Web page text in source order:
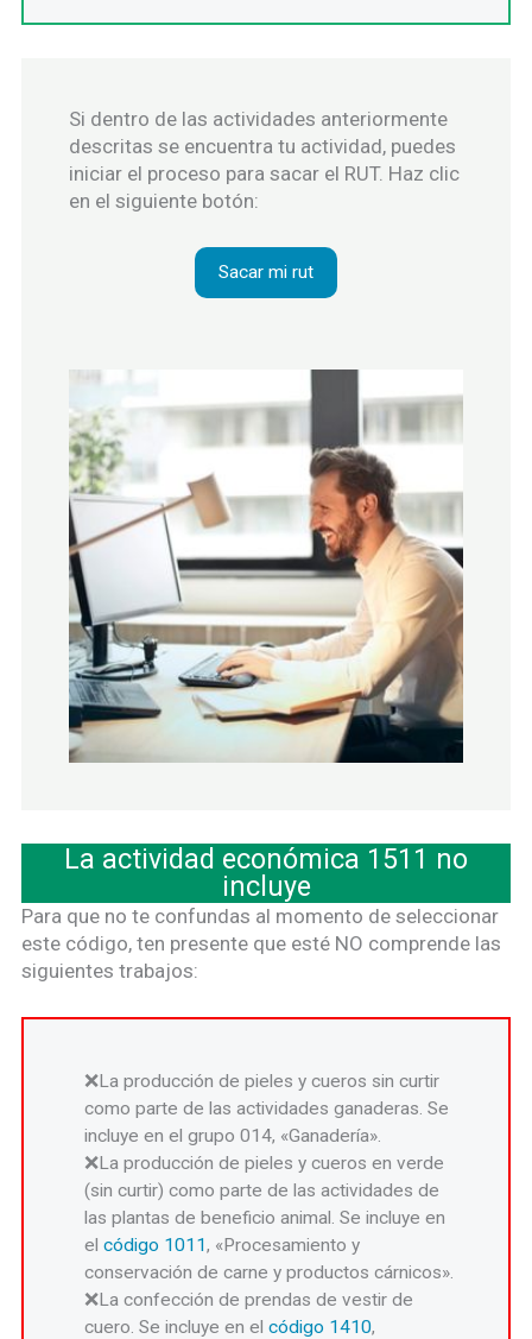
Si dentro de las actividades anteriormente
descritas se encuentra tu actividad, puedes
iniciar el proceso para sacar el RUT. Haz clic
en el siguiente botón:
Sacar mi rut
La actividad económica 1511 no
incluye
Para que no te confundas al momento de seleccionar
este código, ten presente que esté NO comprende las
siguientes trabajos:
La producción de pieles y cueros sin curtir
como parte de las actividades ganaderas. Se
incluye en el grupo 014, «Ganadería».
La producción de pieles y cueros en verde
(sin curtir) como parte de las actividades de
las plantas de beneficio animal. Se incluye en
elcódigo 1011, «Procesamiento y
conservación de carne y productos cárnicos».
La confección de prendas de vestir de
cuero. Se incluye en elcódigo 1410,